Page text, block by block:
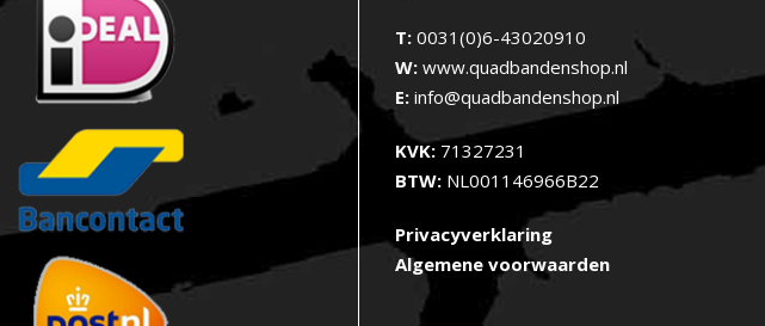
T: 0031(0)6-43020910
W: www.quadbandenshop.nl
E: info@quadbandenshop.nl
KVK: 71327231
BTW: NL001146966B22
Privacyverklaring
Algemene voorwaarden